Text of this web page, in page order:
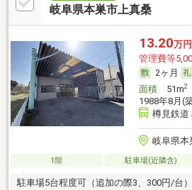
岐阜県本巣市上真桑
13.20万円
管理費等
2ヶ月
面積51m2
1988年8月(
樽見鉄道
岐阜県本
1階 駐車場(近隣含)
駐車場5台程度可（追加の際3、300円/台